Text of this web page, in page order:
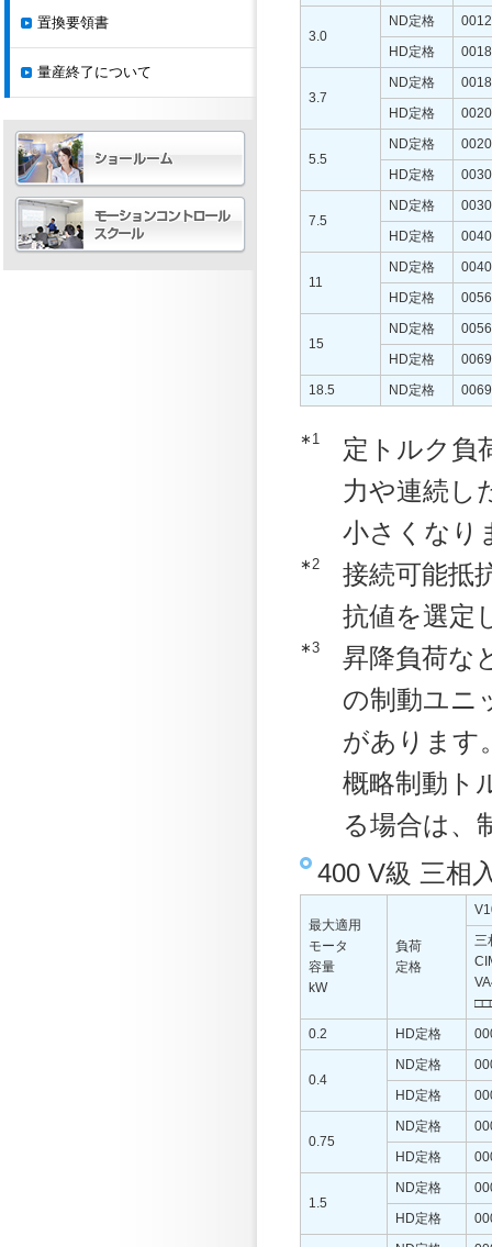
3.0
ND定格
0012
HD定格
0018
3.7
ND定格
0018
HD定格
0020
5.5
ND定格
0020
HD定格
0030
7.5
ND定格
0030
HD定格
0040
11
ND定格
0040
HD定格
0056
15
ND定格
0056
HD定格
0069
18.5
ND定格 0069
∗1
定トルク負
力や連続し
小さくなり
∗2
接続可能抵
抗値を選定
∗3
昇降負荷な
の制動ユニ
があります
概略制動ト
る場合は、
400 V級 三相
最大適用
モータ
容量
kW
負荷
定格
三
0.2
HD定格
0.4
ND定格
HD定格
0.75
ND定格
HD定格
1.5
ND定格
HD定格
置換要領書
量産終了について